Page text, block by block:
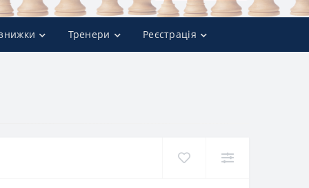
Тренери Реєстрація